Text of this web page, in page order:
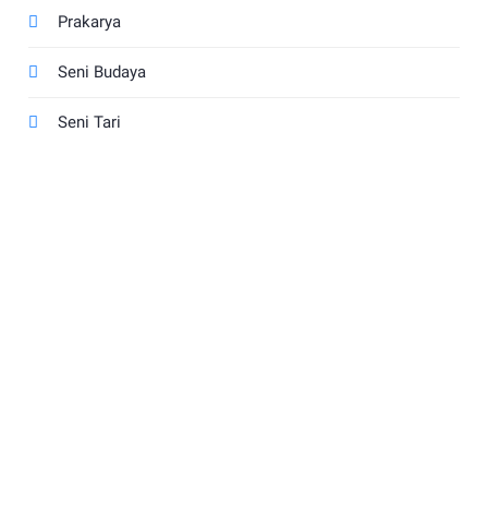
Prakarya
Seni Budaya
Seni Tari